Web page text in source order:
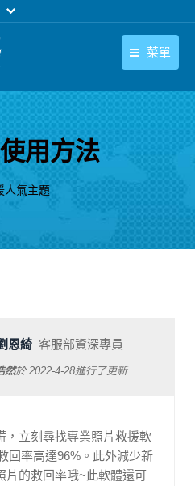
菜單
下載中心
支援中心
繁體中文
繁體中文
用方法
人氣主題
恩綺 客服部資深專員
然於2022-4-28進行了更新
，立刻尋找專業照片救援軟
回率高達96%。此外減少新
片的救回率哦~此軟體還可